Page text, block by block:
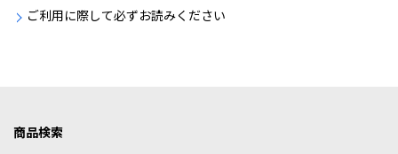
ご利用に際して必ずお読みください
商品検索